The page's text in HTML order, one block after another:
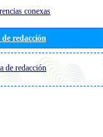
conexas
de redacción
de redacción